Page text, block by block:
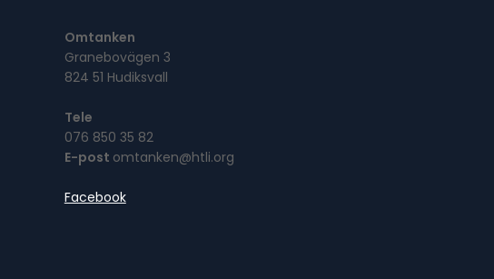
Omtanken
Granebovägen 3
824 51 Hudiksvall
Tele
076 850 35 82
E-post omtanken@htli.org
Facebook